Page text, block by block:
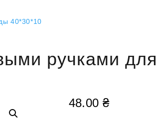
40*30*10
ручками
48.00 ₴